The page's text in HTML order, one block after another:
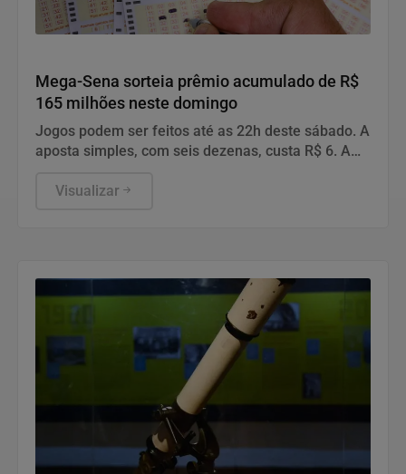
Mega-Sena sorteia prêmio acumulado de R$
165 milhões neste domingo
Jogos podem ser feitos até as 22h deste sábado. A
aposta simples, com seis dezenas, custa R$ 6. A
Visualizar